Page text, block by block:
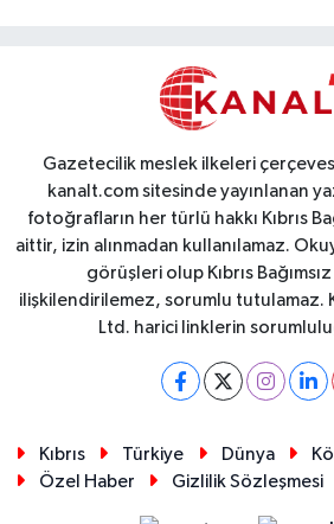
Gazetecilik meslek ilkeleri
kanalt.com sitesinde yayınlanan
fotoğrafların her türlü hakkı Kıbrıs
aittir, izin alınmadan kullanılamaz.
görüşleri olup Kıbrıs
ilişkilendirilemez, sorumlu tutulamaz.
Ltd. harici linklerin
Kıbrıs Türkiye Dünya
Özel Haber
Gizlilik Sözleşmesi